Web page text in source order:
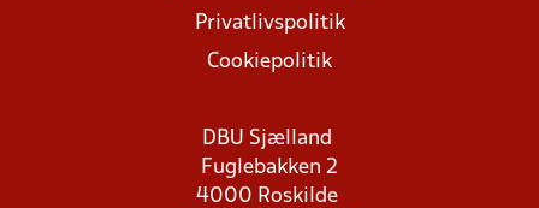
Privatlivspolitik
Cookiepolitik
DBU Sjælland
Fuglebakken 2
4000 Roskilde